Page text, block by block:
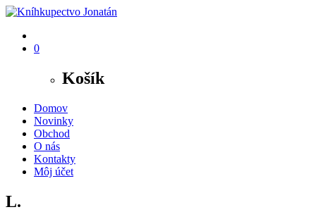
0
Košík
Domov
Novinky
Obchod
O nás
Kontakty
Môj účet
L.